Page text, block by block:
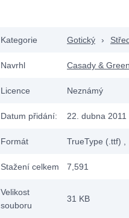
Kategorie Gotický ›
Navrhl Casady &
Licence Neznámý
Datum přidání: 22. dubna 2011
Formát TrueType (.ttf)
Stažení celkem 7,591
Velikost
souboru
31 KB